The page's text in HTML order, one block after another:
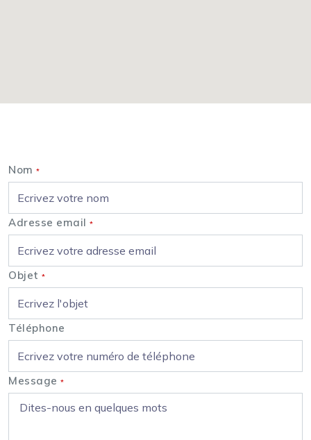
Nom *
Adresse email *
Objet *
Téléphone
Message *